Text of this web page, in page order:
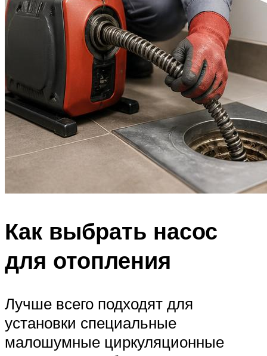
Как выбрать насос
для отопления
Лучше всего подходят для
установки специальные
малошумные циркуляционные